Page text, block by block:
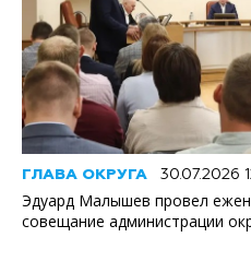
ГЛАВА ОКРУГА 30.07.2026
Эдуард Малышев провел
совещание администрации